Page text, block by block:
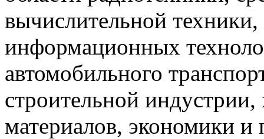
вычислительной
информационных
автомобильного
строительной
материалов, экономики и